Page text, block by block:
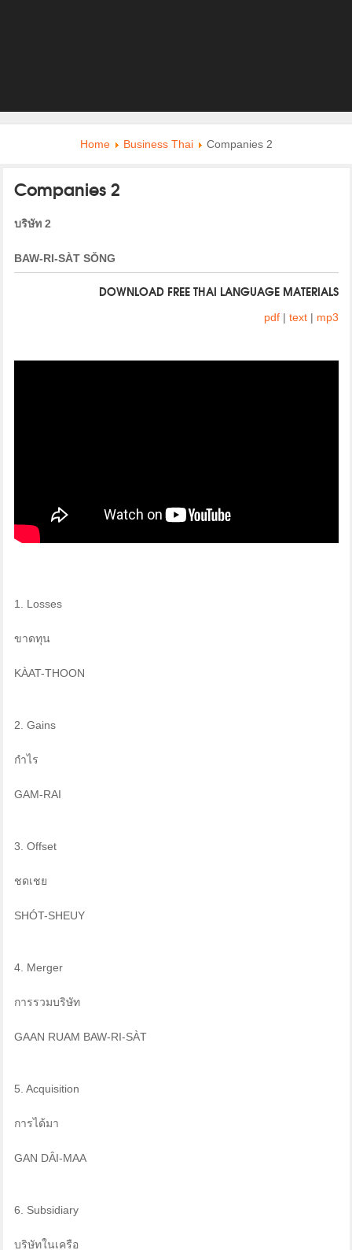
Home Business Thai Companies 2
Companies 2
บริษัท 2
BAW-RI-SÀT SǑNG
DOWNLOAD FREE THAI LANGUAGE MATERIALS
pdf| text| mp3
1. Losses
ขาดทุน
KÀAT-THOON
2. Gains
กำไร
GAM-RAI
3. Offset
ชดเชย
SHÓT-SHEUY
4. Merger
การรวมบริษัท
GAAN RUAM BAW-RI-SÀT
5. Acquisition
การได้มา
GAN DÂI-MAA
6. Subsidiary
บริษัทในเครือ